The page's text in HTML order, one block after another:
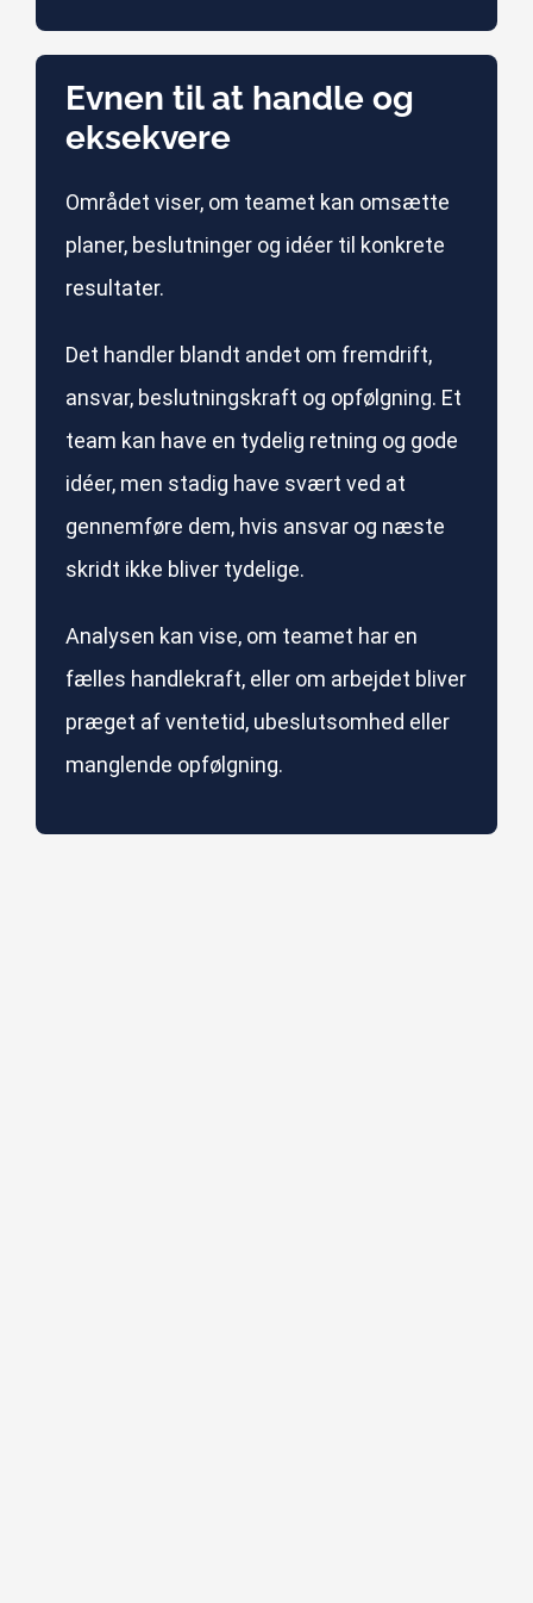
Evnen til at handle og
eksekvere
Området viser, om teamet kan omsætte
planer, beslutninger og idéer til konkrete
resultater.
Det handler blandt andet om fremdrift,
ansvar, beslutningskraft og opfølgning. Et
team kan have en tydelig retning og gode
idéer, men stadig have svært ved at
gennemføre dem, hvis ansvar og næste
skridt ikke bliver tydelige.
Analysen kan vise, om teamet har en
fælles handlekraft, eller om arbejdet bliver
præget af ventetid, ubeslutsomhed eller
manglende opfølgning.